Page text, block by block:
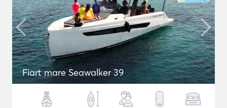
Fiart mare Seawalker 39